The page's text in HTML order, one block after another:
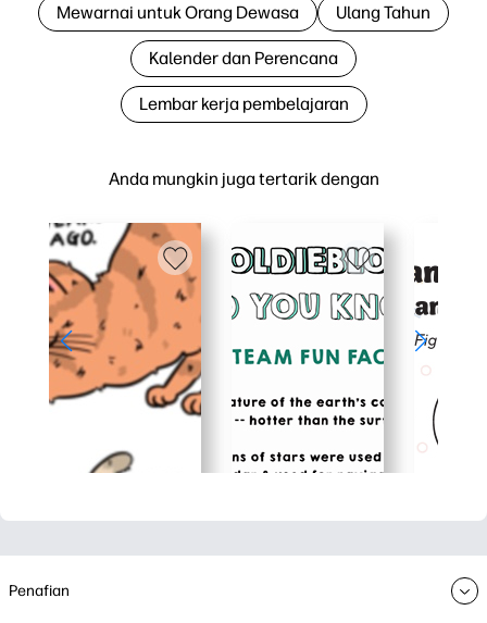
Anda mungkin juga tertarik dengan
Mewarnai untuk Orang Dewasa Ulang Tahun
Kalender dan Perencana
Lembar kerja pembelajaran
Penafian